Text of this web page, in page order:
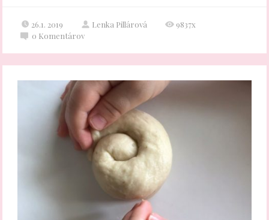
26.1. 2019 Lenka Pillárová
9837x
0 Komentárov